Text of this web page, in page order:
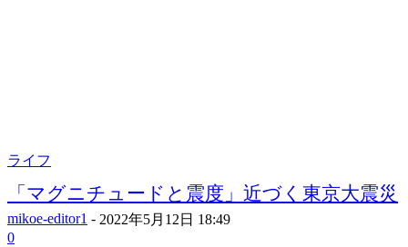
ライフ
「マグニチュードと震度」近づく東京大震災
mikoe-editor1 - 2022年5月12日 18:49
0